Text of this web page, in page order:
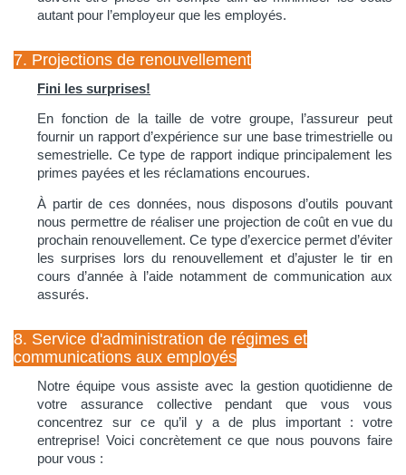
autant pour l’employeur que les employés.
7. Projections de renouvellement
Fini les surprises!
En fonction de la taille de votre groupe, l’assureur peut
fournir un rapport d’expérience sur une base trimestrielle ou
semestrielle. Ce type de rapport indique principalement les
primes payées et les réclamations encourues.
À partir de ces données, nous disposons d’outils pouvant
nous permettre de réaliser une projection de coût en vue du
prochain renouvellement. Ce type d’exercice permet d’éviter
les surprises lors du renouvellement et d’ajuster le tir en
cours d’année à l’aide notamment de communication aux
assurés.
8. Service d'administration de régimes et
communications aux employés
Notre équipe vous assiste avec la gestion quotidienne de
votre assurance collective pendant que vous vous
concentrez sur ce qu’il y a de plus important : votre
entreprise! Voici concrètement ce que nous pouvons faire
pour vous :